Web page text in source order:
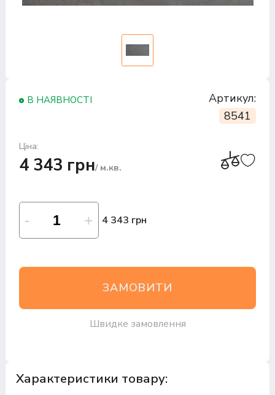
В НАЯВНОСТІ
Артикул:
8541
Ціна:
4 343 грн/ м.кв.
4 343 грн
ЗАМОВИТИ
Швидке замовлення
Характеристики товару: